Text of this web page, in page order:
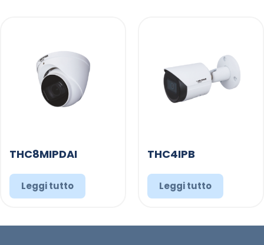
THC8MIPDAI
Leggi tutto
THC4IPB
Leggi tutto